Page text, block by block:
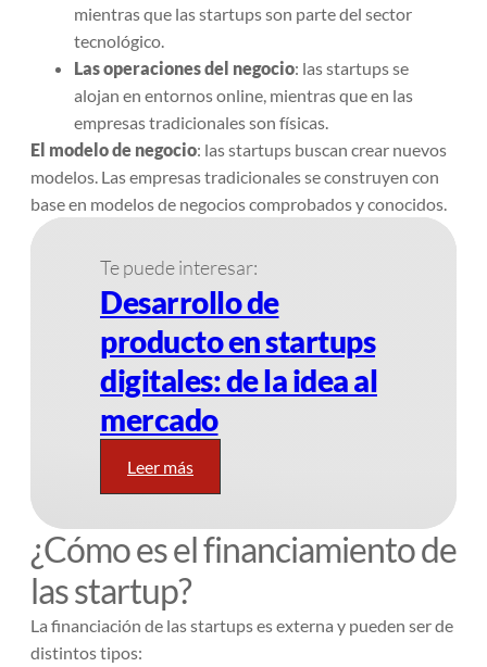
mientras que las startups son parte del sector
tecnológico.
Las operaciones del negocio: las startups se
alojan en entornos online, mientras que en las
empresas tradicionales son físicas.
El modelo de negocio: las startups buscan crear nuevos
modelos. Las empresas tradicionales se construyen con
base en modelos de negocios comprobados y conocidos.
Te puede interesar:
Desarrollo de
producto en startups
digitales: de la idea al
mercado
Leer más
¿Cómo es el financiamiento de
las startup?
La financiación de las startups es externa y pueden ser de
distintos tipos: